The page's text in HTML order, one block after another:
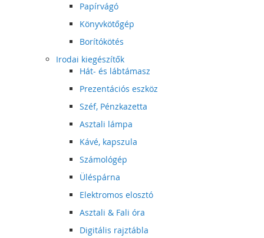
Papírvágó
Könyvkötőgép
Borítókötés
Irodai kiegészítők
Hát- és lábtámasz
Prezentációs eszköz
Széf, Pénzkazetta
Asztali lámpa
Kávé, kapszula
Számológép
Üléspárna
Elektromos elosztó
Asztali & Fali óra
Digitális rajztábla